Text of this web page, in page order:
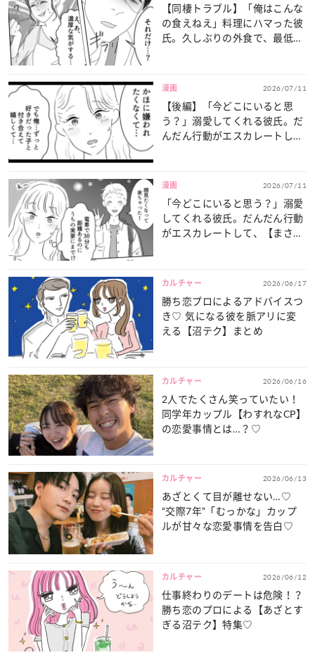
【同棲トラブル】「俺はこんな
の食えねえ」料理にハマった彼
氏。久しぶりの外食で、最低発
漫画 2026/07/11
【後編】「今どこにいると思
う？」溺愛してくれる彼氏。だ
んだん行動がエスカレートし
漫画 2026/07/11
「今どこにいると思う？」溺愛
してくれる彼氏。だんだん行動
がエスカレートして、【まさか
カルチャー 2026/06/17
勝ち恋プロによるアドバイスつ
き♡ 気になる彼を脈アリに変
える【沼テク】まとめ
カルチャー 2026/06/16
2人でたくさん笑っていたい！
同学年カップル【わすれなCP】
の恋愛事情とは…？♡
カルチャー 2026/06/13
あざとくて目が離せない…♡
“交際7年”「むっかな」カップ
ルが甘々な恋愛事情を告白♡
カルチャー 2026/06/12
仕事終わりのデートは危険！？
勝ち恋のプロによる【あざとす
ぎる沼テク】特集♡